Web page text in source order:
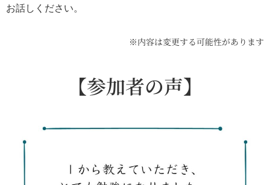
お話しください。
※内容は変更する可能性があります
【参加者の声】